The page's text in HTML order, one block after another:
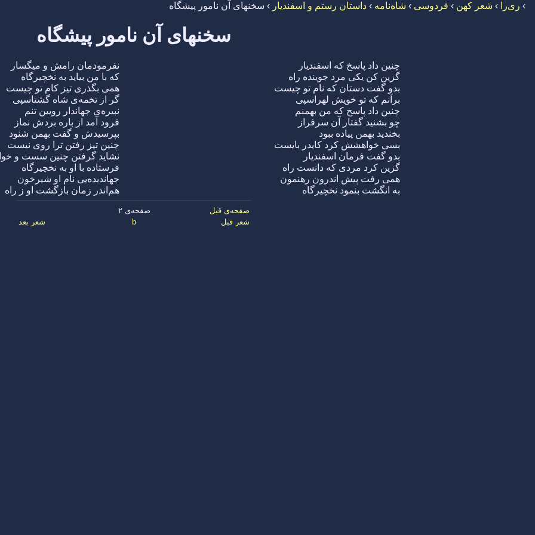
› ری‌را › شعر کهن › فردوسی › شاه‌نامه › داستان رستم و اسفندیار › سخنهای آن نامور پیشگاه
سخنهای آن نامور پیشگاه
چنین داد پاسخ که اسفندیار
نفرمودمان رامش و میگسار
گزین کن یکی مرد جوینده راه
که با من بیاید به نخچیرگاه
بدو گفت دستان که نام تو چیست
همی بگذری تیز کام تو چیست
برآنم که تو خویش لهراسپی
گر از تخمه‌ی شاه گشتاسپی
چنین داد پاسخ که من بهمنم
نبیره‌ی جهاندار رویین تنم
چو بشنید گفتار آن سرفراز
فرود آمد از باره بردش نماز
بخندید بهمن پیاده ببود
بپرسیدش و گفت بهمن شنود
بسی خواهشش کرد کایدر بایست
چنین تیز رفتن ترا روی نیست
بدو گفت فرمان اسفندیار
نشاید گرفتن چنین سست و
گزین کرد مردی که دانست راه
فرستاده با او به نخچیرگاه
همی رفت پیش اندرون رهنمون
جهاندیده‌یی نام او شیرخون
به انگشت بنمود نخچیرگاه
هم‌اندر زمان بازگشت او ز راه
صفحه‌ی قبل
صفحه‌ی ۲
شعر قبل
b شعر بعد